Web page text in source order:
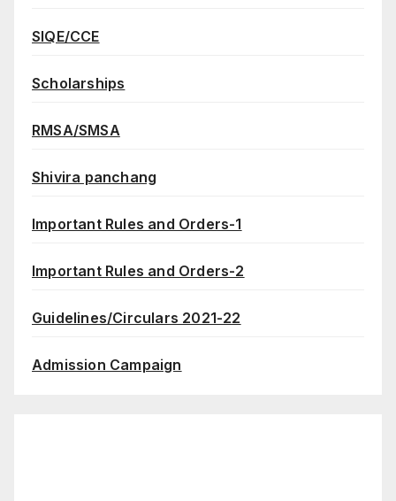
SIQE/CCE
Scholarships
RMSA/SMSA
Shivira panchang
Important Rules and Orders-1
Important Rules and Orders-2
Guidelines/Circulars 2021-22
Admission Campaign